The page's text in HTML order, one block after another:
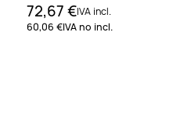
72,67 €IVA incl.
60,06 €IVA no incl.